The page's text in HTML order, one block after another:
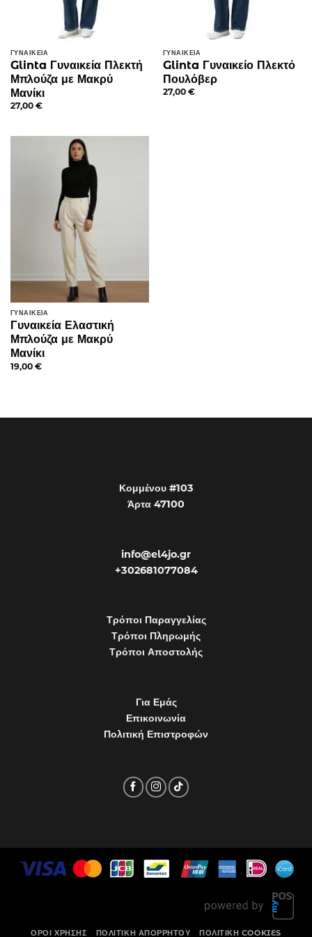
ΓΥΝΑΙΚΕΊΑ
Glinta Γυναικεία Πλεκτή
Μπλούζα με Μακρύ
Μανίκι
27,00 €
ΓΥΝΑΙΚΕΊΑ
Glinta Γυναικείο Πλεκτό
Πουλόβερ
27,00 €
ΓΥΝΑΙΚΕΊΑ
Γυναικεία Ελαστική
Μπλούζα με Μακρύ
Μανίκι
19,00 €
Κομμένου #103
Άρτα 47100
info@el4jo.gr
+302681077084
Τρόποι Παραγγελίας
Τρόποι Πληρωμής
Τρόποι Αποστολής
Για Εμάς
Επικοινωνία
Πολιτική Επιστροφών
ΌΡΟΙ ΧΡΉΣΗΣ ΠΟΛΙΤΙΚΉ ΑΠΟΡΡΉΤΟΥ ΠΟΛΙΤΙΚΉ COOKIES